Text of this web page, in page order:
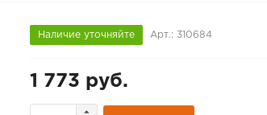
Наличие уточняйте Арт.: 310684
1 773 руб.